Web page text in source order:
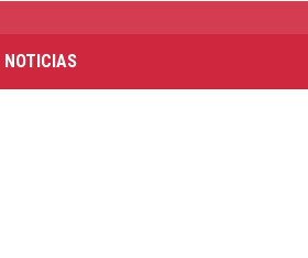
NOTICIAS